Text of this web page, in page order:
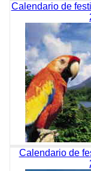
Calendario de
Calendario de